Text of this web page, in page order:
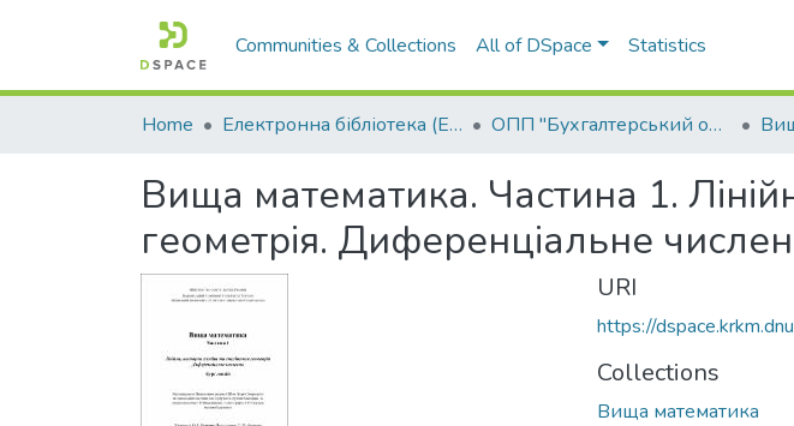
Communities & Collections All of DSpace Statistics
Home Електронна бібліотека (E-Book) ОПП "Бухгалтерський облік"
Вища математика. Частина 1.
геометрія. Диференціальне
URI
https://
Collections
Вища математика